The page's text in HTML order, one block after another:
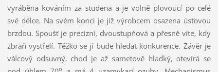
vyráběna kováním za studena a je volně plovoucí po celé
své délce. Na svém konci je již výrobcem osazena úsťovou
brzdou. Spoušť je precizní, dvoustupňová a přesně víte, kdy
zbraň vystřelí. Těžko se jí bude hledat konkurence. Závěr je
válcový odsuvný, chod je až sametově hladký, otevírá se
o